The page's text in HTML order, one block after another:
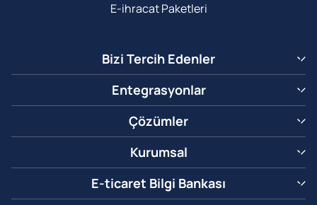
E-ihracat Paketleri
Bizi Tercih Edenler
Entegrasyonlar
Çözümler
Kurumsal
E-ticaret Bilgi Bankası